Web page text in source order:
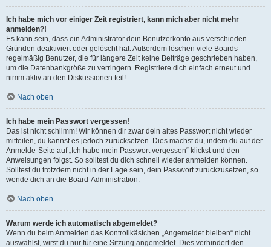
Ich habe mich vor einiger Zeit registriert, kann mich aber nicht mehr
anmelden?!
Es kann sein, dass ein Administrator dein Benutzerkonto aus verschieden
Gründen deaktiviert oder gelöscht hat. Außerdem löschen viele Boards
regelmäßig Benutzer, die für längere Zeit keine Beiträge geschrieben haben,
um die Datenbankgröße zu verringern. Registriere dich einfach erneut und
nimm aktiv an den Diskussionen teil!
Nach oben
Ich habe mein Passwort vergessen!
Das ist nicht schlimm! Wir können dir zwar dein altes Passwort nicht wieder
mitteilen, du kannst es jedoch zurücksetzen. Dies machst du, indem du auf der
Anmelde-Seite auf „Ich habe mein Passwort vergessen“ klickst und den
Anweisungen folgst. So solltest du dich schnell wieder anmelden können.
Solltest du trotzdem nicht in der Lage sein, dein Passwort zurückzusetzen, so
wende dich an die Board-Administration.
Nach oben
Warum werde ich automatisch abgemeldet?
Wenn du beim Anmelden das Kontrollkästchen „Angemeldet bleiben“ nicht
auswählst, wirst du nur für eine Sitzung angemeldet. Dies verhindert den